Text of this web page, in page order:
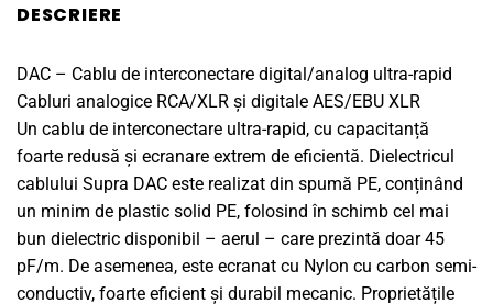
DESCRIERE
DAC – Cablu de interconectare digital/analog ultra-rapid
Cabluri analogice RCA/XLR și digitale AES/EBU XLR
Un cablu de interconectare ultra-rapid, cu capacitanță
foarte redusă și ecranare extrem de eficientă. Dielectricul
cablului Supra DAC este realizat din spumă PE, conținând
un minim de plastic solid PE, folosind în schimb cel mai
bun dielectric disponibil – aerul – care prezintă doar 45
pF/m. De asemenea, este ecranat cu Nylon cu carbon semi-
conductiv, foarte eficient și durabil mecanic. Proprietățile